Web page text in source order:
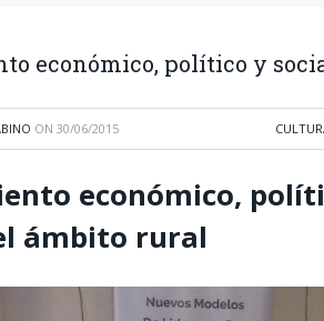
económico, político y
ON 30/06/2015
económico,
ámbito rural